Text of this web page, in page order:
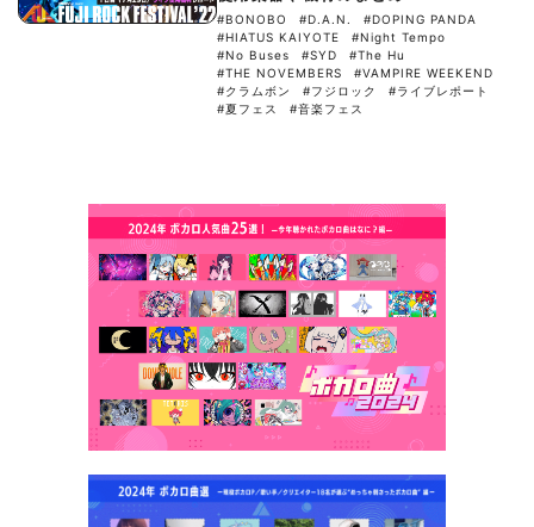
#BONOBO #D.A.N.
#DOPING PANDA
#HIATUS KAIYOTE
#Night Tempo
#No Buses
#SYD
#The Hu
#THE NOVEMBERS
#VAMPIRE WEEKEND
#クラムボン
#フジロック
#ライブレポート
#夏フェス
#音楽フェス